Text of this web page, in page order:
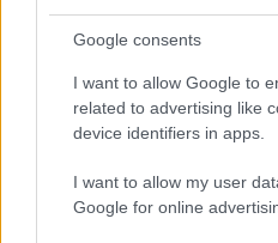
Google consents
I want to allow Google to
related to advertising like
device identifiers in apps.
I want to allow my user
Google for online